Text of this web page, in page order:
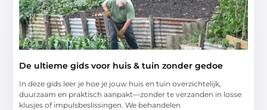
De ultieme gids voor huis & tuin zonder gedoe
In deze gids leer je hoe je jouw huis en tuin overzichtelijk,
duurzaam en praktisch aanpakt—zonder te verzanden in losse
klusjes of impulsbeslissingen. We behandelen